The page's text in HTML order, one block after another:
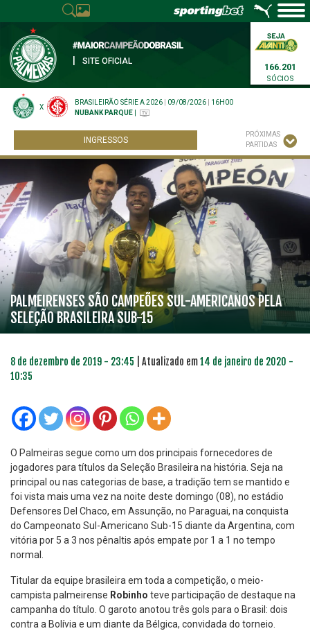
SITE OFICIAL
166.201
SÓCIOS
X
BRASILEIRÃO SÉRIE A 2026 09/08/2026
16H00
NUBANK PARQUE
INGRESSOS
PRÓXIMAS
PARTIDAS
PALMEIRENSES SÃO CAMPEÕES SUL-AMERICANOS PELA
SELEÇÃO BRASILEIRA SUB-15
8 de dezembro de 2019 - 23:45 | Atualizado em14 de janeiro de 2020 -
10:35
O Palmeiras segue como um dos principais fornecedores de
jogadores para títulos da Seleção Brasileira na história. Seja na
principal ou nas categorias de base, a tradição tem se mantido e
foi vista mais uma vez na noite deste domingo (08), no estádio
Defensores Del Chaco, em Assunção, no Paraguai, na conquista
do Campeonato Sul-Americano Sub-15 diante da Argentina, com
vitória por 5 a 3 nos pênaltis após empate por 1 a 1 no tempo
normal.
Titular da equipe brasileira em toda a competição, o meio-
campista palmeirense Robinho teve participação de destaque na
campanha do título. O garoto anotou três gols para o Brasil: dois
contra a Bolívia e um diante da Bélgica, convidada do torneio.